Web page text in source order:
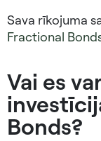
Sava rīkojuma
Fractional
Vai es
Bonds?